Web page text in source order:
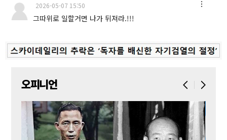
2026-05-07 15:50
그따위로 일할거면 나가 뒤져라.!!!
오피니언